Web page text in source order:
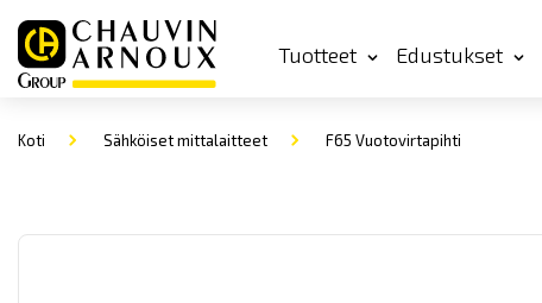
Tuotteet Edustukset
Koti Sähköiset mittalaitteet F65 Vuotovirtapihti